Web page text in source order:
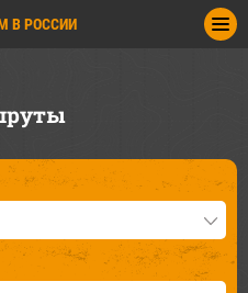
В РОССИИ